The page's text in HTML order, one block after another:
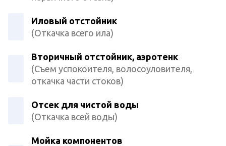
Иловый отстойник
(Откачка всего ила)
Вторичный отстойник, аэротенк
(Съем успокоителя, волосоуловителя,
откачка части стоков)
Отсек для чистой воды
(Откачка всей воды)
Мойка компонентов